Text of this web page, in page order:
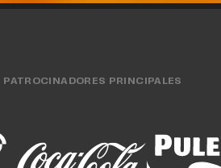
PATROCINADORES PRINCIPALES